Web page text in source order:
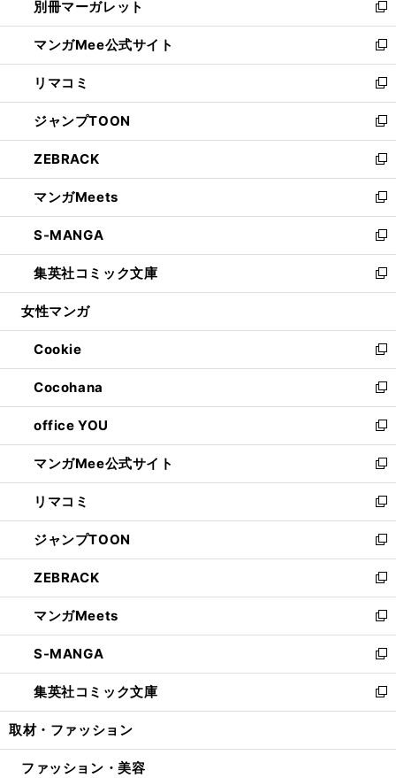
く
で
開
く
ィ
ン
ド
ウ
で
開
く
い
ウ
ィ
ン
ド
ウ
で
開
く
別冊マーガレット
新
し
い
ウ
ィ
ン
ド
ウ
で
開
く
マンガMee公式サイト
新
し
い
ウ
ィ
ン
ド
ウ
で
開
く
リマコミ
新
し
い
ウ
ィ
ン
ド
ウ
で
開
く
ジャンプTOON
新
し
い
ウ
ィ
ン
ド
ウ
で
開
ZEBRACK
新
し
い
ウ
ィ
ン
ド
ウ
開
く
マンガMeets
新
し
い
ウ
ィ
ン
ウ
で
開
く
S-MANGA
新
し
い
ウ
ン
ド
ウ
で
開
く
集英社コミック文庫
新
し
ウ
ィ
ン
ド
ウ
で
開
く
女性マンガ
Cookie
新
し
い
ウ
ィ
ン
ド
ウ
で
開
く
Cocohana
新
し
い
ウ
ィ
ン
ド
ウ
で
開
く
office YOU
新
し
い
ウ
ィ
ン
ド
ウ
で
開
く
マンガMee公式サイト
新
し
い
ウ
ィ
ン
ド
ウ
で
開
く
リマコミ
新
し
い
ウ
ィ
ン
ド
ウ
で
開
く
ジャンプTOON
新
し
い
ウ
ィ
ン
ド
ウ
で
開
ZEBRACK
新
し
い
ウ
ィ
ン
ド
ウ
開
マンガMeets
新
し
い
ウ
ィ
ン
ウ
S-MANGA
新
し
い
ウ
ン
集英社コミック文庫
新
し
ウ
取材・ファッション
ファッション・美容